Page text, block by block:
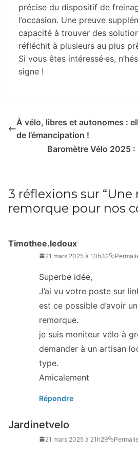
précise du dispositif de
l’occasion. Une preuve
capacité à trouver des
réfléchit à plusieurs au plus
Si vous êtes intéressé·es,
signe !
À vélo, libres et autonomes :
de l’émancipation !
Baromètre Vélo 2025
3 réflexions sur “Une
remorque pour nos
Timothee.ledoux
21 mars 2025 à 10h32
Superbe idée,
J’ai vu votre poste sur
est ce possible d’avoir
remorque.
je suis moniteur vélo à
demander à un artisan
type.
Amicalement
Répondre
Jardinetvelo
21 mars 2025 à 21h29